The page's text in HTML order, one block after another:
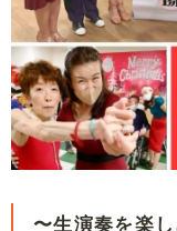
〜生演奏を楽